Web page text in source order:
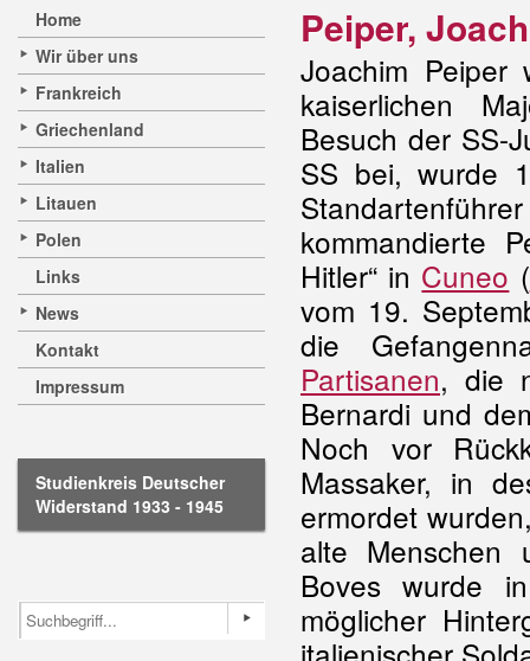
Home
Wir über uns
Frankreich
Griechenland
Italien
Litauen
Polen
Links
News
Kontakt
Impressum
Studienkreis Deutscher
Widerstand 1933 - 1945
Peiper,
Joachim
kaiserlichen
Besuch der SS-
SS bei, wurde
kommandierte
Hitler“ in Cuneo (
vom 19.
die
Partisanen, die
Bernardi und
Noch vor
Massaker, in
ermordet
alte Menschen
Boves wurde
möglicher